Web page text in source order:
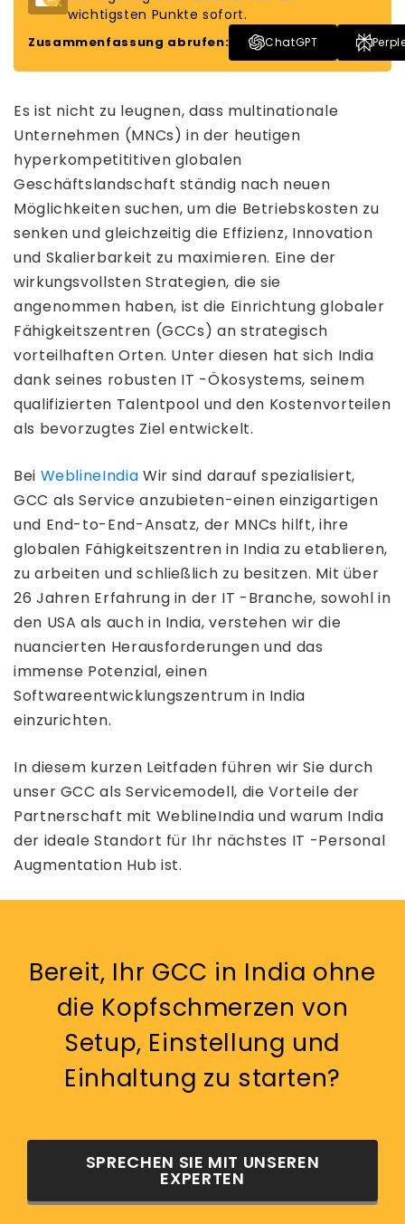
wichtigsten Punkte sofort.
Zusammenfassung abrufen: ChatGPT
Es ist nicht zu leugnen, dass multinationale
Unternehmen (MNCs) in der heutigen
hyperkompetititiven globalen
Geschäftslandschaft ständig nach neuen
Möglichkeiten suchen, um die Betriebskosten zu
senken und gleichzeitig die Effizienz, Innovation
und Skalierbarkeit zu maximieren. Eine der
wirkungsvollsten Strategien, die sie
angenommen haben, ist die Einrichtung globaler
Fähigkeitszentren (GCCs) an strategisch
vorteilhaften Orten. Unter diesen hat sich India
dank seines robusten IT -Ökosystems, seinem
qualifizierten Talentpool und den Kostenvorteilen
als bevorzugtes Ziel entwickelt.
Bei WeblineIndia Wir sind darauf spezialisiert,
GCC als Service anzubieten-einen einzigartigen
und End-to-End-Ansatz, der MNCs hilft, ihre
globalen Fähigkeitszentren in India zu etablieren,
zu arbeiten und schließlich zu besitzen. Mit über
26 Jahren Erfahrung in der IT -Branche, sowohl in
den USA als auch in India, verstehen wir die
nuancierten Herausforderungen und das
immense Potenzial, einen
Softwareentwicklungszentrum in India
einzurichten.
In diesem kurzen Leitfaden führen wir Sie durch
unser GCC als Servicemodell, die Vorteile der
Partnerschaft mit WeblineIndia und warum India
der ideale Standort für Ihr nächstes IT -Personal
Augmentation Hub ist.
Bereit, Ihr GCC in India ohne
die Kopfschmerzen von
Setup, Einstellung und
Einhaltung zu starten?
SPRECHEN SIE MIT UNSEREN
EXPERTEN